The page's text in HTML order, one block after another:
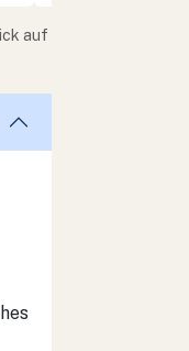
auf